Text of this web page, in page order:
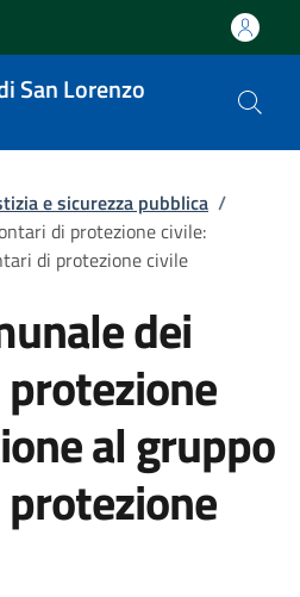
San Lorenzo
e sicurezza pubblica /
di protezione civile:
di protezione civile
dei
al gruppo